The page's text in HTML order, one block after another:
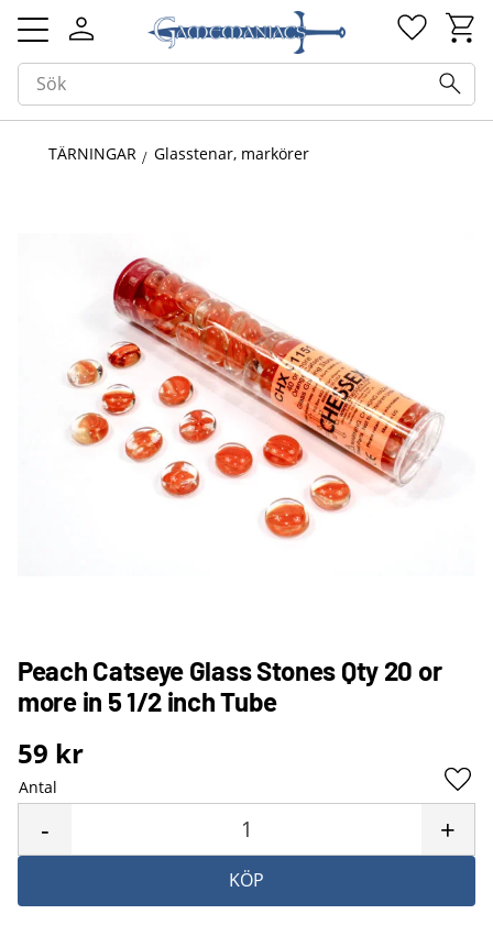
Meny
TÄRNINGAR Glasstenar, markörer
Peach Catseye Glass Stones Qty 20 or
more in 5 1/2 inch Tube
59 kr
Antal
+
-
KÖP